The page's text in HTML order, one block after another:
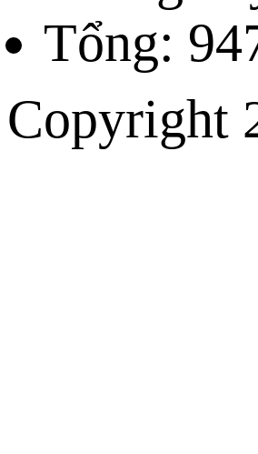
Tổng:
Copyright